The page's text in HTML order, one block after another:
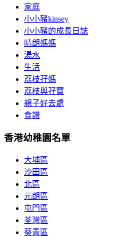
家庭
小小豬kinsey
小小豬的成長日誌
晴朗媽媽
湯水
生活
荔枝孖媽
荔枝與孖寶
親子好去處
食譜
香港幼稚園名單
大埔區
沙田區
北區
元朗區
屯門區
荃灣區
葵青區